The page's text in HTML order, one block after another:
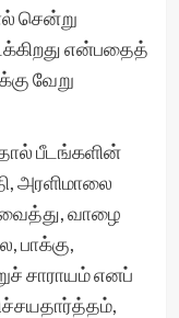
சென்று
என்பதைத்
வேறு
பீடங்களின்
அரளிமாலை
வைத்து, வாழை
பாக்கு,
சாராயம் எனப்